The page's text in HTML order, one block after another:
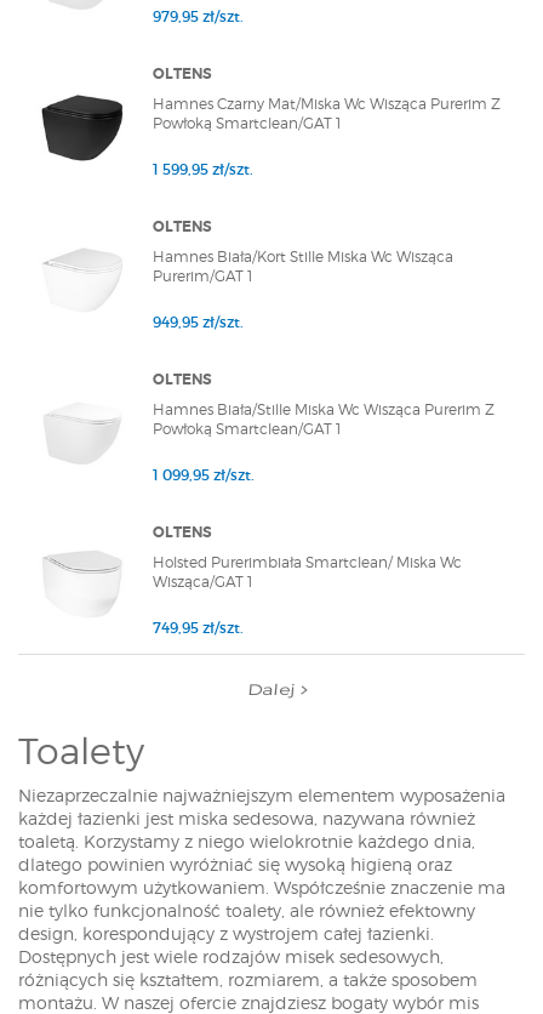
979,95 zł/szt.
OLTENS
Hamnes Czarny Mat/Miska Wc Wisząca Purerim Z
Powłoką Smartclean/GAT 1
1 599,95 zł/szt.
OLTENS
Hamnes Biała/Kort Stille Miska Wc Wisząca
Purerim/GAT 1
949,95 zł/szt.
OLTENS
Hamnes Biała/Stille Miska Wc Wisząca Purerim Z
Powłoką Smartclean/GAT 1
1 099,95 zł/szt.
OLTENS
Holsted Purerimbiała Smartclean/ Miska Wc
Wisząca/GAT 1
749,95 zł/szt.
Dalej
Toalety
Niezaprzeczalnie najważniejszym elementem wyposażenia
każdej łazienki jest miska sedesowa, nazywana również
toaletą. Korzystamy z niego wielokrotnie każdego dnia,
dlatego powinien wyróżniać się wysoką higieną oraz
komfortowym użytkowaniem. Współcześnie znaczenie ma
nie tylko funkcjonalność toalety, ale również efektowny
design, korespondujący z wystrojem całej łazienki.
Dostępnych jest wiele rodzajów misek sedesowych,
różniących się kształtem, rozmiarem, a także sposobem
montażu. W naszej ofercie znajdziesz bogaty wybór mis